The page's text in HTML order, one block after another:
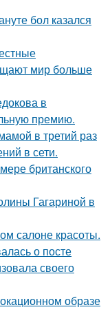
бол казался
мир больше
в
премию.
в третий раз
в сети.
британского
Гагариной в
салоне красоты.
о посте
своего
образе